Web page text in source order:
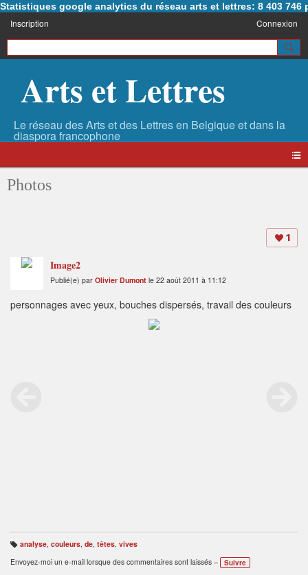
Statistiques google analytics du réseau arts et lettres: 8 403 746
Inscription Connexion
Arts et Lettres
Photos
1
Image2
Publié(e) par Olivier Dumont le 22 août 2011 à 11:12
personnages avec yeux, bouches dispersés, travail des couleurs
B
ali
s
analyse, couleurs, de, têtes, vives
Envoyez-moi un e-mail lorsque des commentaires sont laissés –
Suivre